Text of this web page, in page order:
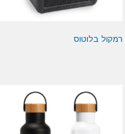
רמקול בלוטוס